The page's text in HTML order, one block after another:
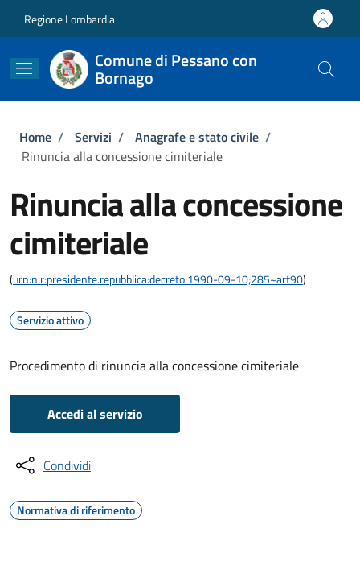
Regione Lombardia
Comune di Pessano con
Bornago
Briciole di pane
Home / Servizi / Anagrafe e stato civile /
Rinuncia alla concessione cimiteriale
Rinuncia alla concessione
cimiteriale
(urn:nir:presidente.repubblica:decreto:1990-09-10;285~art90)
Servizio attivo
Procedimento di rinuncia alla concessione cimiteriale
Accedi al servizio
Condividi
Normativa di riferimento